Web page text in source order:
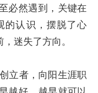
必然遇到，关键在
的认识，摆脱了心
迷失了方向。
立者，向阳生涯职